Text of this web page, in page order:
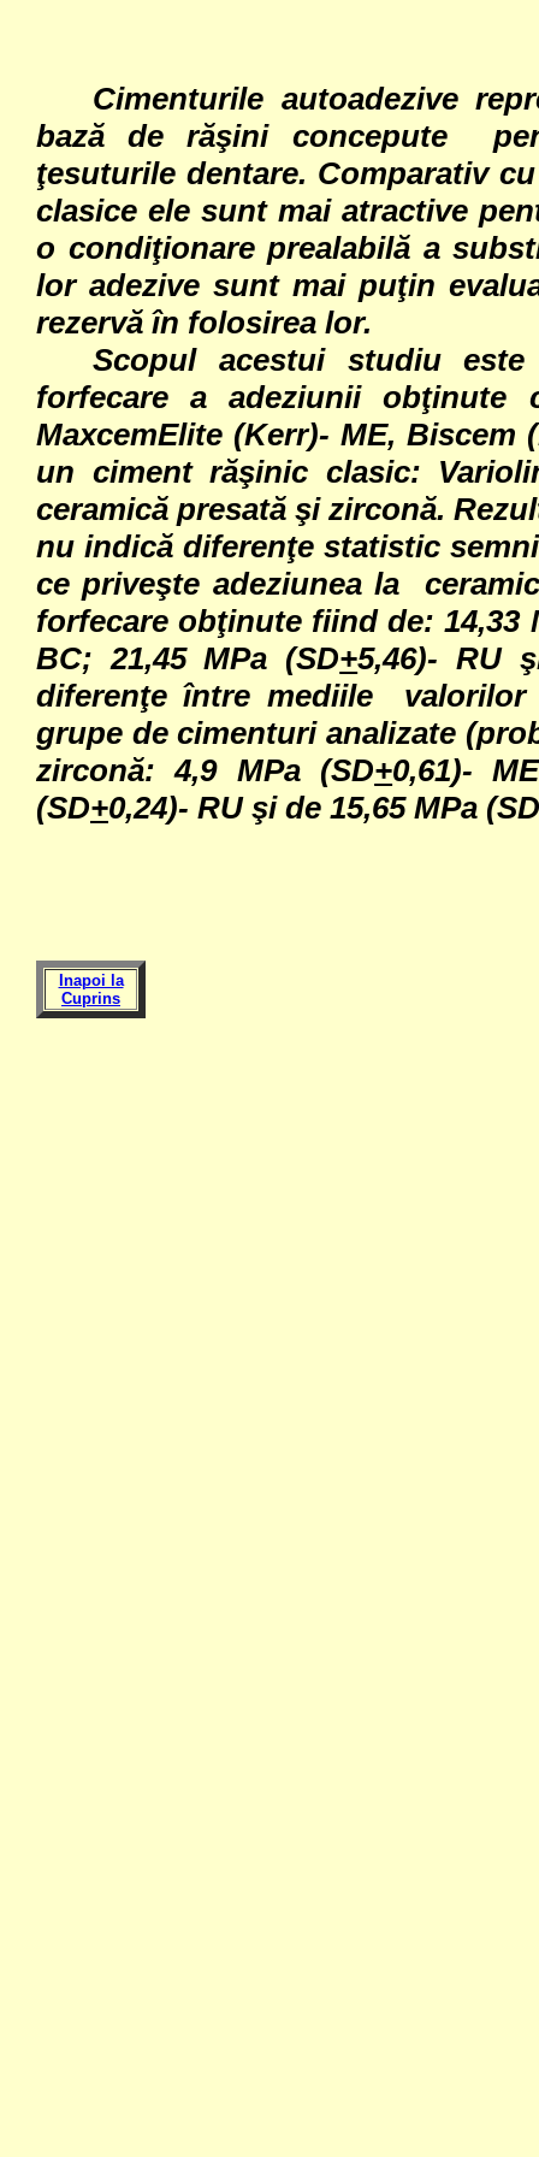
Cimenturile autoadezive
bază de răşini concepute
ţesuturile dentare. Comparativ
clasice ele sunt mai atractive
o condiţionare prealabilă a
lor adezive sunt mai puţin
rezervă în folosirea lor.
Scopul acestui studiu
forfecare a adeziunii obţinute
MaxcemElite (Kerr)- ME, Biscem
un ciment răşinic clasic:
ceramică presată şi zirconă.
nu indică diferenţe statistic
ce priveşte adeziunea la
forfecare obţinute fiind de:14,33
BC; 21,45 MPa (SD+5,46)- RU
diferenţe între mediile
grupe de cimenturi analizate
zirconă:4,9 MPa (SD+0,61)-
(SD+0,24)- RU şi de 15,65 MPa (SD
Inapoi la
Cuprins